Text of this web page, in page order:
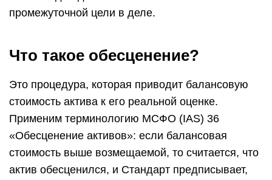
промежуточной цели в деле.
Что такое обесценение?
Это процедура, которая приводит балансовую
стоимость актива к его реальной оценке.
Применим терминологию МСФО (IAS) 36
«Обесценение активов»: если балансовая
стоимость выше возмещаемой, то считается, что
актив обесценился, и Стандарт предписывает,